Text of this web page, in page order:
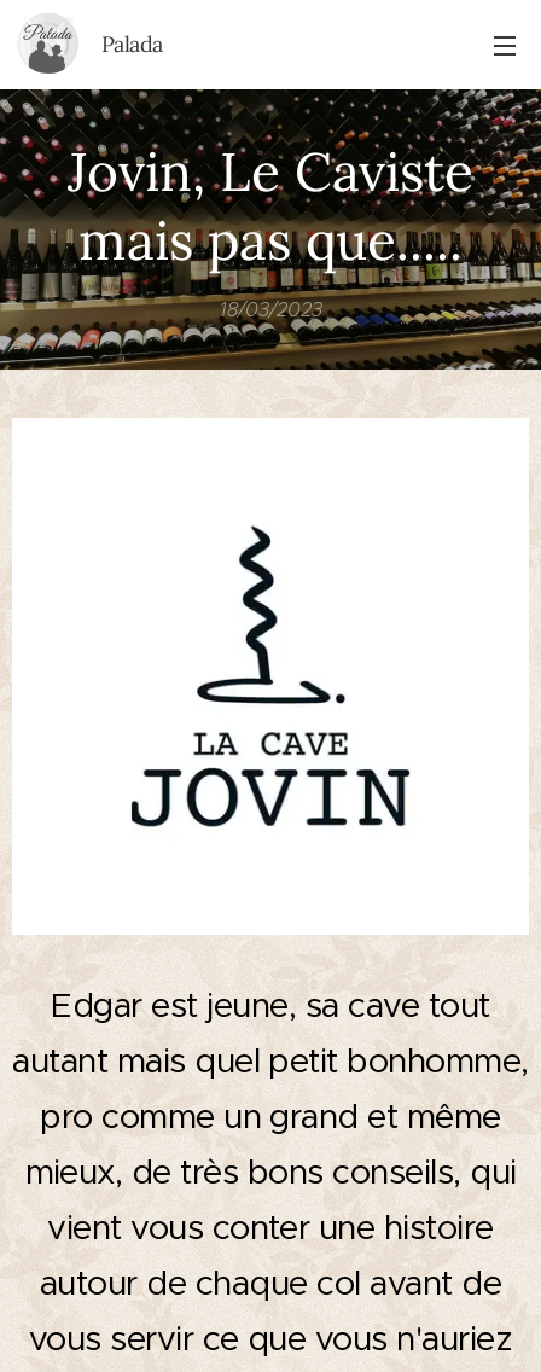
Palada
Jovin, Le Caviste
mais pas que.....
18/03/2023
Edgar est jeune, sa cave tout
autant mais quel petit bonhomme,
pro comme un grand et même
mieux, de très bons conseils, qui
vient vous conter une histoire
autour de chaque col avant de
vous servir ce que vous n'auriez